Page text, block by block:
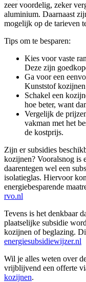
zeer voordelig, zeker
aluminium. Daarnaast
mogelijk op de tarieven
Tips om te besparen:
Kies voor vaste
Deze zijn
Ga voor een
Kunststof
Schakel een
hoe beter, want
Vergelijk de
vakman met het
de kostprijs.
Zijn er subsidies
kozijnen? Vooralsnog is
daarentegen wel een
isolatieglas. Hiervoor
energiebesparende
rvo.nl
Tevens is het denkbaar
plaatselijke subsidie
kozijnen of beglazing.
energiesubsidiewijzer.nl
Wil je alles weten over
vrijblijvend een offerte
kozijnen.